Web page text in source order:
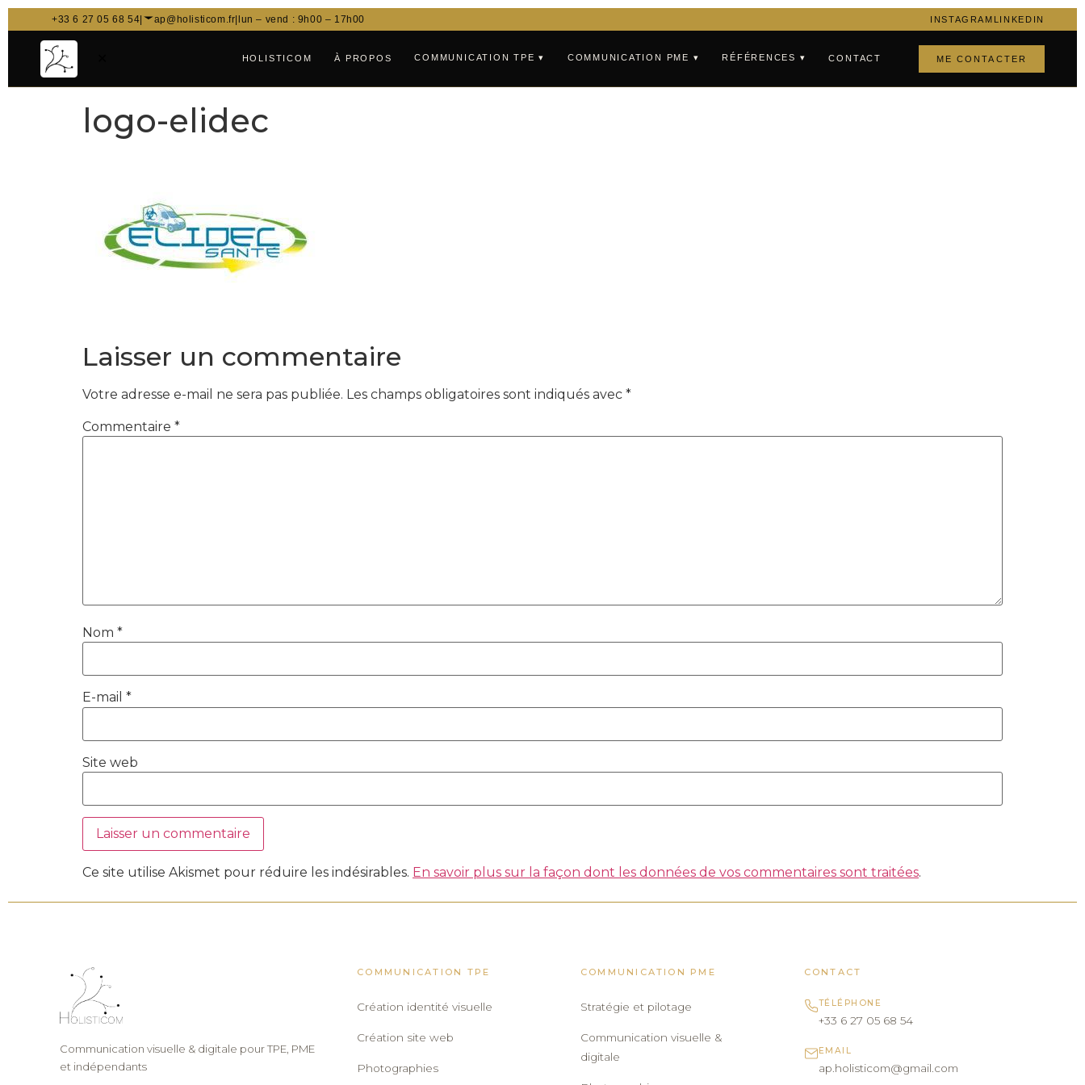
+33 6 27 05 68 54 ap@holisticom.fr lun – vend : 9h00 – 17h00 INSTAGRAM LINKEDIN
HOLISTICOM À PROPOS COMMUNICATION TPE ▾ COMMUNICATION PME ▾ RÉFÉRENCES ▾ CONTACT ME CONTACTER
logo-elidec
Laisser un commentaire
Votre adresse e-mail ne sera pas publiée. Les champs obligatoires sont indiqués avec *
Commentaire *
Nom *
E-mail *
Site web
Ce site utilise Akismet pour réduire les indésirables. En savoir plus sur la façon dont les données de vos commentaires sont traitées.
Communication visuelle & digitale pour TPE, PME
et indépendants
COMMUNICATION TPE
Création identité visuelle
Création site web
Photographies
COMMUNICATION PME
Stratégie et pilotage
Communication visuelle &
digitale
CONTACT
TÉLÉPHONE
+33 6 27 05 68 54
EMAIL
ap.holisticom@gmail.com